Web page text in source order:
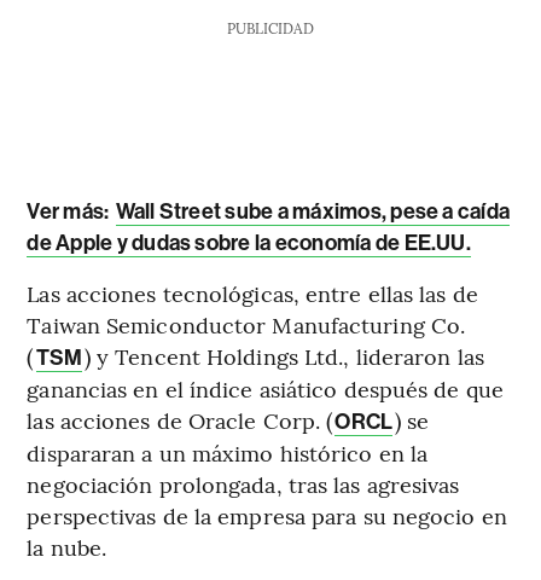
PUBLICIDAD
Ver más: Wall Street sube a máximos, pese a caída
de Apple y dudas sobre la economía de EE.UU.
Las acciones tecnológicas, entre ellas las de
Taiwan Semiconductor Manufacturing Co.
(TSM) y Tencent Holdings Ltd., lideraron las
ganancias en el índice asiático después de que
las acciones de Oracle Corp. (ORCL) se
dispararan a un máximo histórico en la
negociación prolongada, tras las agresivas
perspectivas de la empresa para su negocio en
la nube.